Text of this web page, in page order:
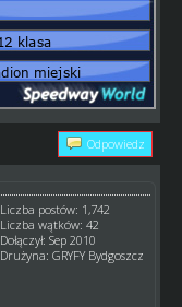
Odpowiedz
Liczba postów: 1,742
Liczba wątków: 42
Dołączył: Sep 2010
Drużyna: GRYFY Bydgoszcz